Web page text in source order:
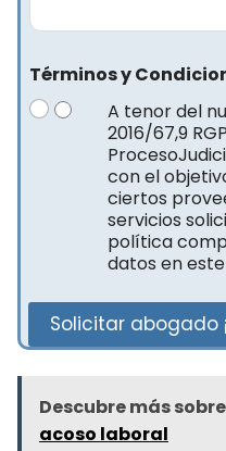
Términos y
A tenor del
2016/67,9
con el
ciertos
servicios
política
datos en
Solicitar abogado
Descubre más
acoso laboral